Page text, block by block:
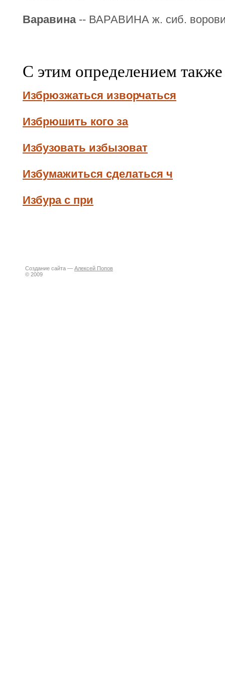
Варавина-- ВАРАВИНА ж. сиб.
С этим определением
Избрюзжаться изворчаться
Избрюшить кого за
Избузовать избызоват
Избумажиться сделаться ч
Избура с при
Создание сайта — Алексей Попов
© 2009